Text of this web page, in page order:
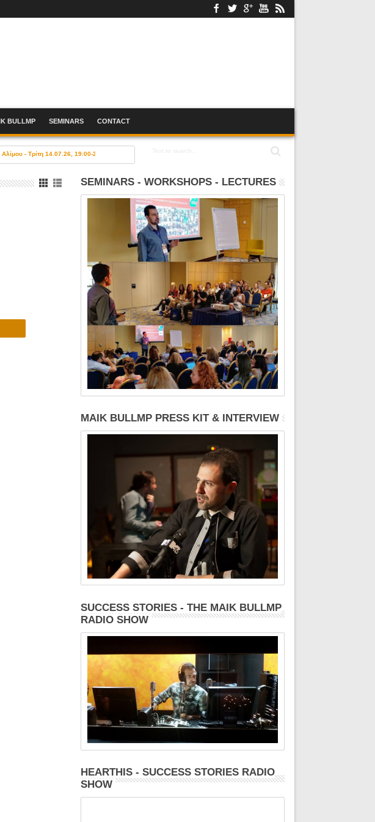
BULLMP SEMINARS CONTACT
- Τρίτη 14.07.26, 19:00-21:00
SEMINARS - WORKSHOPS - LECTURES
MAIK BULLMP PRESS KIT & INTERVIEW
SUCCESS STORIES - THE MAIK BULLMP
RADIO SHOW
HEARTHIS - SUCCESS STORIES RADIO
SHOW